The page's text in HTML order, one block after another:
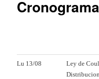
Cronograma
Lu 13/08
Ley de